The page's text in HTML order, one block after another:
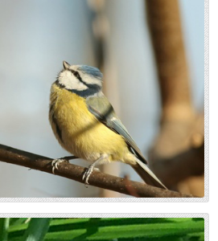
l’enfance spirituelle” afin qu’il
produise tout l’effet pour
lequel il avait été créé. » En
promulguant le décret sur
l’héroïcité des vertus de
Thérèse, le pape Benoît XV
saluera cette « voie de la
confiance et de l’abandon ».
Bonne lecture pour aller de
découvertes en découvertes.
« Autobiographie de la sœur
et novice de la Petite
Thérèse. Histoire d’un tison
arraché du feu. » Edition du
Carmel. 386 pages. 20 Euros